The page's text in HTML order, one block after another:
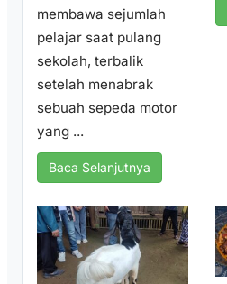
membawa sejumlah
pelajar saat pulang
sekolah, terbalik
setelah menabrak
sebuah sepeda motor
yang ...
Baca Selanjutnya